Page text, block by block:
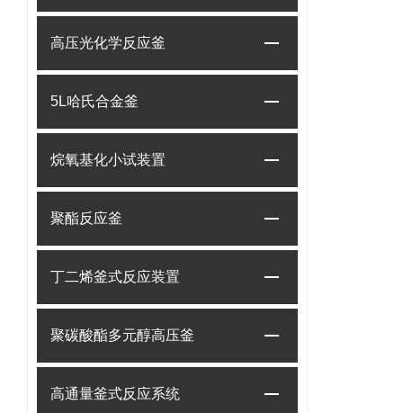
高压光化学反应釜
5L哈氏合金釜
烷氧基化小试装置
聚酯反应釜
丁二烯釜式反应装置
聚碳酸酯多元醇高压釜
高通量釜式反应系统